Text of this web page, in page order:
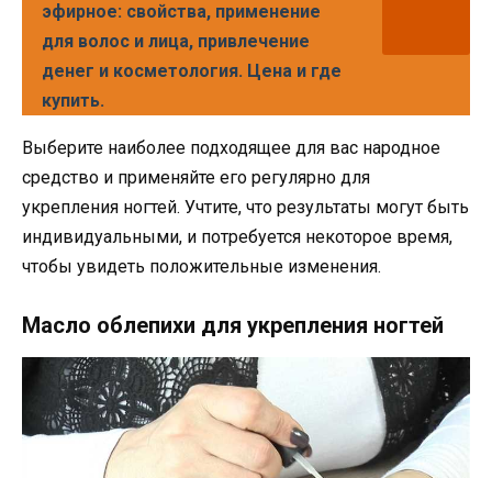
эфирное: свойства, применение
для волос и лица, привлечение
денег и косметология. Цена и где
купить.
Выберите наиболее подходящее для вас народное
средство и применяйте его регулярно для
укрепления ногтей. Учтите, что результаты могут быть
индивидуальными, и потребуется некоторое время,
чтобы увидеть положительные изменения.
Масло облепихи для укрепления ногтей